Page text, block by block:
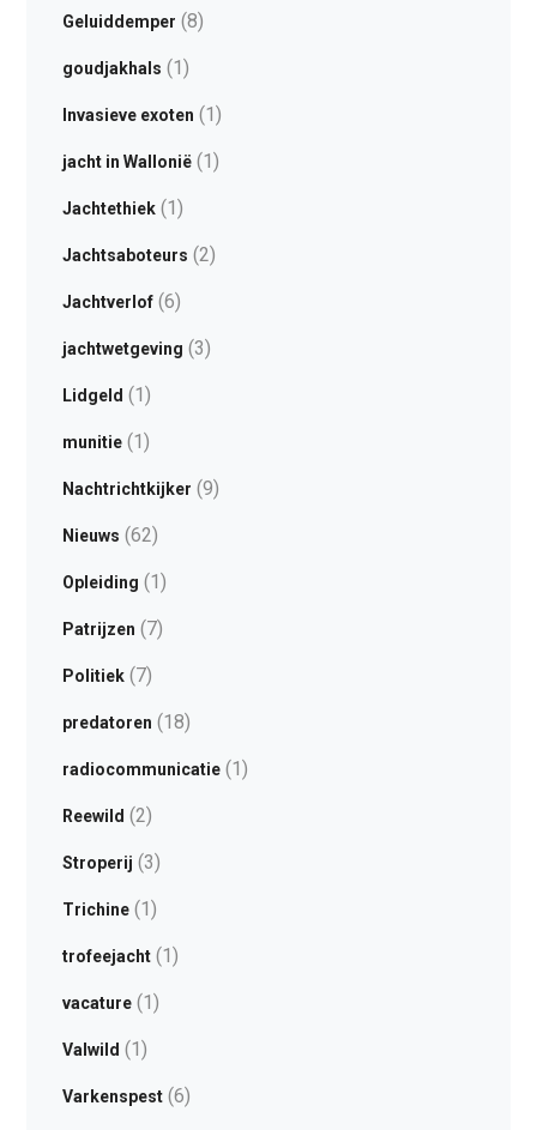
Geluiddemper (8)
goudjakhals (1)
Invasieve exoten (1)
jacht in Wallonië(1)
Jachtethiek(1)
Jachtsaboteurs (2)
Jachtverlof(6)
jachtwetgeving (3)
Lidgeld (1)
munitie(1)
Nachtrichtkijker (9)
Nieuws (62)
Opleiding (1)
Patrijzen (7)
Politiek(7)
predatoren (18)
radiocommunicatie(1)
Reewild (2)
Stroperij (3)
Trichine(1)
trofeejacht(1)
vacature(1)
Valwild (1)
Varkenspest(6)